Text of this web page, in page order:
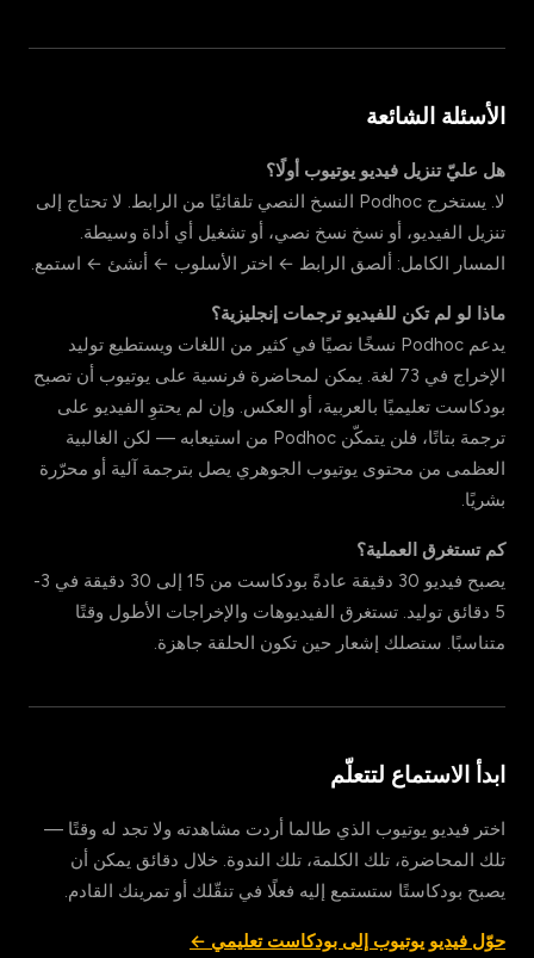
الأسئلة الشائعة
هل عليّ تنزيل فيديو يوتيوب أولًا؟
لا. يستخرج Podhoc النسخ النصي تلقائيًا من الرابط. لا تحتاج إلى
تنزيل الفيديو، أو نسخ نسخ نصي، أو تشغيل أي أداة وسيطة.
المسار الكامل: ألصق الرابط ← اختر الأسلوب ← أنشئ ← استمع.
ماذا لو لم تكن للفيديو ترجمات إنجليزية؟
يدعم Podhoc نسخًا نصيًا في كثير من اللغات ويستطيع توليد
الإخراج في 73 لغة. يمكن لمحاضرة فرنسية على يوتيوب أن تصبح
بودكاست تعليميًا بالعربية، أو العكس. وإن لم يحتوِ الفيديو على
ترجمة بتاتًا، فلن يتمكّن Podhoc من استيعابه — لكن الغالبية
العظمى من محتوى يوتيوب الجوهري يصل بترجمة آلية أو محرّرة
بشريًا.
كم تستغرق العملية؟
يصبح فيديو 30 دقيقة عادةً بودكاست من 15 إلى 30 دقيقة في 3-
5 دقائق توليد. تستغرق الفيديوهات والإخراجات الأطول وقتًا
متناسبًا. ستصلك إشعار حين تكون الحلقة جاهزة.
ابدأ الاستماع لتتعلّم
اختر فيديو يوتيوب الذي طالما أردت مشاهدته ولا تجد له وقتًا —
تلك المحاضرة، تلك الكلمة، تلك الندوة. خلال دقائق يمكن أن
يصبح بودكاستًا ستستمع إليه فعلًا في تنقّلك أو تمرينك القادم.
حوّل فيديو يوتيوب إلى بودكاست تعليمي ←